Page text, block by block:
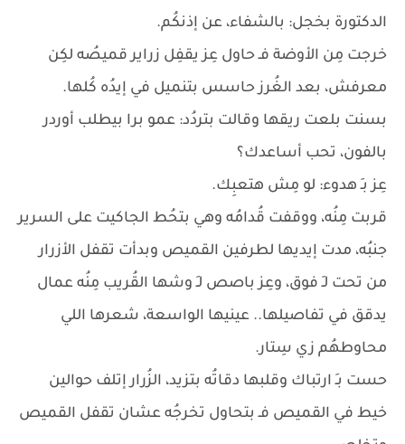
الدكتورة بخجل: بالشفاء، عن إذنكُم.
خرجت مِن الأوضة فـ حاول عِز يقفِل زراير قميصُه لكِن
معرفش، بعد الغُرز حاسس بتنميل في إيدُه كُلها.
بسنت بلعت ريقها وقالت بتردُد: عمو برا بيطلب أوردر
بالفون، تحب أساعدك؟
عِز بـِ هدوء: لو مِش هتعبِك.
قربت مِنُه، ووقفت قُدامُه وهي بتحُط الجاكيت على السرير
جنبُه، مدت إيديها لطرفين القميص وبدأت تقفل الأزرار
من تحت لـِ فوق، وعِز باصص لـِ وشها القُريب مِنُه عمال
يدقق في تفاصيلها.. عينيها الواسعة، شعرها اللي
محاوطهُم زي سِتار.
حست بـِ ارتباك وقلبها دقاتُه بتزيد، الزُرار إتلف حوالين
خيط في القميص فـ بتحاول تخرجُه عشان تقفل القميص